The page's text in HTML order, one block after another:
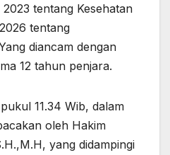
tentang Kesehatan
tentang
diancam dengan
12 tahun penjara.
11.34 Wib, dalam
oleh Hakim
yang didampingi